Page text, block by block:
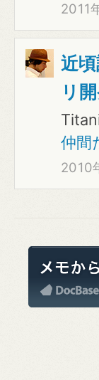
2011
近
リ
仲間
2010